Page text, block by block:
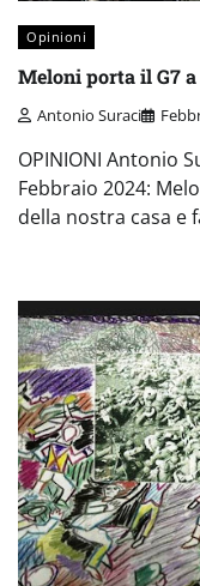
Opinioni
Meloni porta il G7
Antonio Suraci
OPINIONI Antonio
Febbraio 2024:
della nostra casa e